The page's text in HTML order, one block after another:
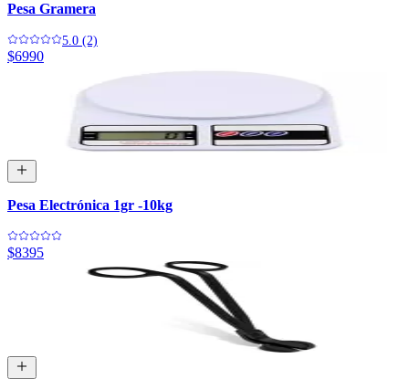
Pesa Gramera
5.0 (2)
$6990
Pesa Electrónica 1gr -10kg
$8395